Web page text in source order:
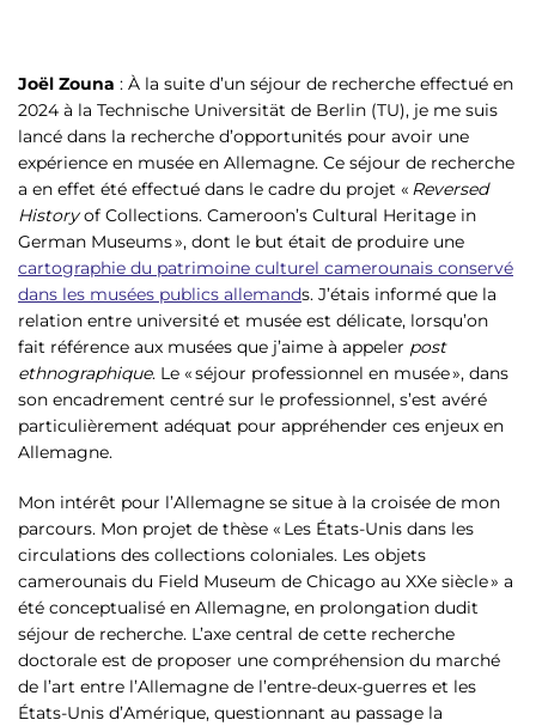
Joël Zouna : À la suite d’un séjour de recherche effectué en
2024 à la Technische Universität de Berlin (TU), je me suis
lancé dans la recherche d’opportunités pour avoir une
expérience en musée en Allemagne. Ce séjour de recherche
a en effet été effectué dans le cadre du projet « Reversed
Historyof Collections. Cameroon’s Cultural Heritage in
German Museums », dont le but était de produire une
cartographie du patrimoine culturel camerounais conservé
dans les musées publics allemands. J’étais informé que la
relation entre université et musée est délicate, lorsqu’on
fait référence aux musées que j’aime à appeler post
ethnographique. Le « séjour professionnel en musée », dans
son encadrement centré sur le professionnel, s’est avéré
particulièrement adéquat pour appréhender ces enjeux en
Allemagne.
Mon intérêt pour l’Allemagne se situe à la croisée de mon
parcours. Mon projet de thèse « Les États-Unis dans les
circulations des collections coloniales. Les objets
camerounais du Field Museum de Chicago au XXe siècle » a
été conceptualisé en Allemagne, en prolongation dudit
séjour de recherche. L’axe central de cette recherche
doctorale est de proposer une compréhension du marché
de l’art entre l’Allemagne de l’entre-deux-guerres et les
États-Unis d’Amérique, questionnant au passage la